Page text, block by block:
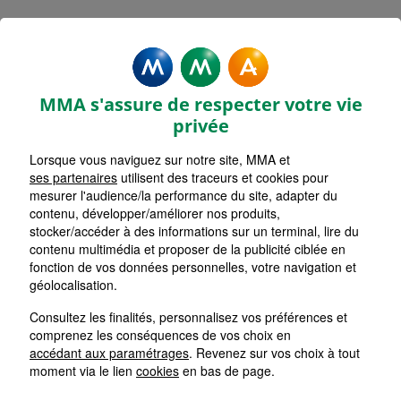
LA PERCHE
Accueil
Assurance Nouvelle-Aquitaine
Assurance Haute-Vienne (87)
MMA s'assure de respecter votre vie
privée
Lorsque vous naviguez sur notre site, MMA et
ses partenaires utilisent des traceurs et cookies pour
mesurer l'audience/la performance du site, adapter du
contenu, développer/améliorer nos produits,
stocker/accéder à des informations sur un terminal, lire du
contenu multimédia et proposer de la publicité ciblée en
fonction de vos données personnelles, votre navigation et
géolocalisation.
Consultez les finalités, personnalisez vos préférences et
comprenez les conséquences de vos choix en
accédant aux paramétrages. Revenez sur vos choix à tout
moment via le lien cookies en bas de page.